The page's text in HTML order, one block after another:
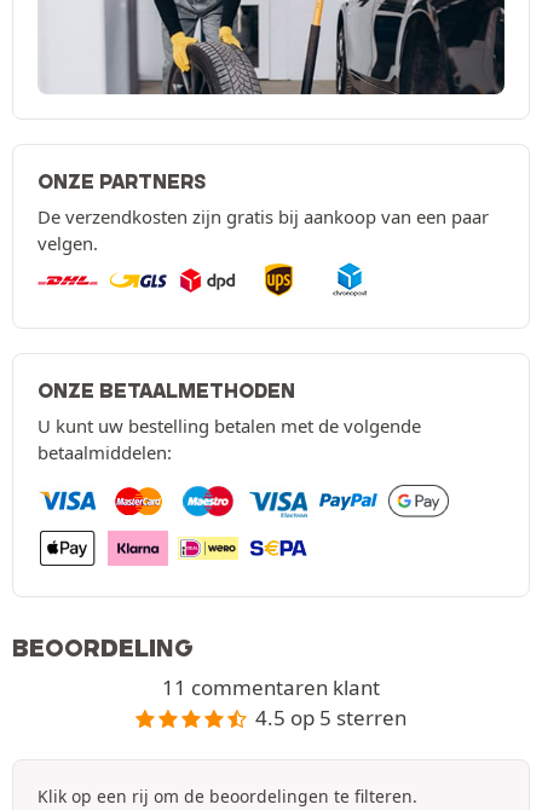
ONZE PARTNERS
De verzendkosten zijn gratis bij aankoop van een paar
velgen.
ONZE BETAALMETHODEN
U kunt uw bestelling betalen met de volgende
betaalmiddelen:
BEOORDELING
11 commentaren klant
4.5 op 5 sterren
Klik op een rij om de beoordelingen te filteren.